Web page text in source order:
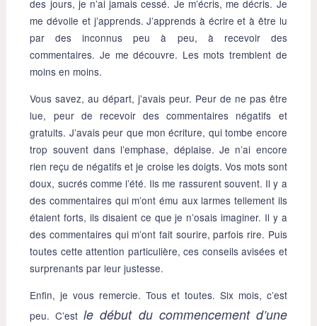
des jours, je n’ai jamais cessé. Je m’écris, me décris. Je
me dévoile et j’apprends. J’apprends à écrire et à être lu
par des inconnus peu à peu, à recevoir des
commentaires. Je me découvre. Les mots tremblent de
moins en moins.
Vous savez, au départ, j’avais peur. Peur de ne pas être
lue, peur de recevoir des commentaires négatifs et
gratuits. J’avais peur que mon écriture, qui tombe encore
trop souvent dans l’emphase, déplaise. Je n’ai encore
rien reçu de négatifs et je croise les doigts. Vos mots sont
doux, sucrés comme l’été. Ils me rassurent souvent. Il y a
des commentaires qui m’ont ému aux larmes tellement ils
étaient forts, ils disaient ce que je n’osais imaginer. Il y a
des commentaires qui m’ont fait sourire, parfois rire. Puis
toutes cette attention particulière, ces conseils avisées et
surprenants par leur justesse.
Enfin, je vous remercie. Tous et toutes. Six mois, c’est
peu. C’estle début du commencement d’une